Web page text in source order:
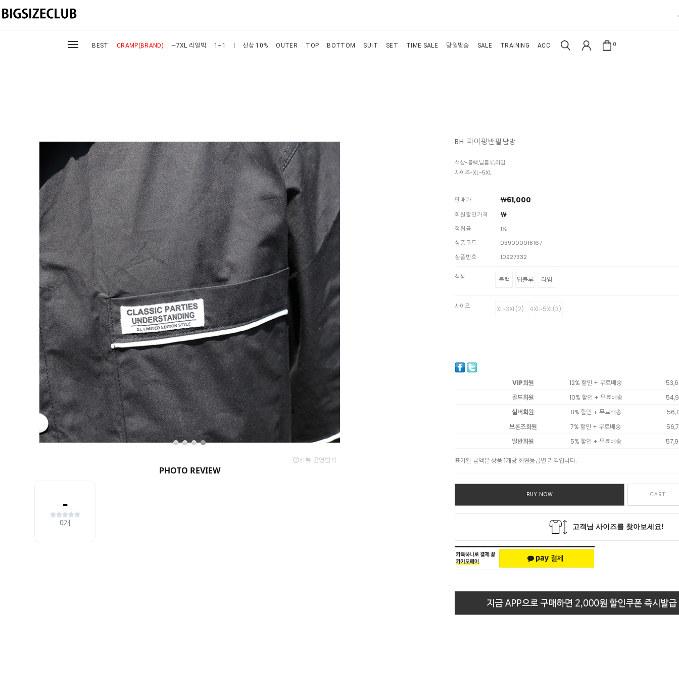
BEST CRAMP(BRAND) ~7XL 리얼빅 1+1 신상 10% OUTER TOP BOTTOM SUIT SET TIME SALE 당일발송 SALE TRAINING ACC 0
BH 파이핑반팔남방
색상-블랙,딥블루,라임
사이즈-XL~5XL
판매가 ￦61,000
회원할인가격 ￦
적립금
1%
상품코드
039000018167
상품번호
10927332
색상 블랙 딥블루 라임
사이즈 XL~3XL(2) 4XL~5XL(3)
VIP회원 12% 할인 + 무료배송
골드회원
10% 할인 + 무료배송
실버회원
8% 할인 + 무료배송
브론즈회원
7% 할인 + 무료배송
일반회원
5% 할인 + 무료배송
표기된 금액은 상품 1개당 회원등급별 가격입니다.
BUY NOW CART